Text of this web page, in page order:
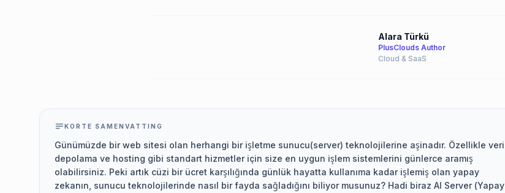
Alara Türkü
PlusClouds Author
Cloud & SaaS
KORTE SAMENVATTING
Günümüzde bir web sitesi olan herhangi bir işletme sunucu(server) teknolojilerine aşinadır. Özellikle veri
depolama ve hosting gibi standart hizmetler için size en uygun işlem sistemlerini günlerce aramış
olabilirsiniz. Peki artık cüzi bir ücret karşılığında günlük hayatta kullanıma kadar işlemiş olan yapay
zekanın, sunucu teknolojilerinde nasıl bir fayda sağladığını biliyor musunuz? Hadi biraz AI Server (Yapay